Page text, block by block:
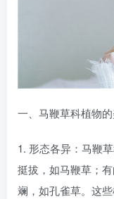
一、马鞭草科植物
1. 形态各异：马鞭
挺拔，如马鞭草；
斓，如孔雀草。这